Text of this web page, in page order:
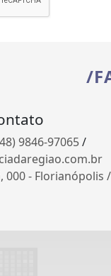
/
9846-97065/
000 - Florianópolis /